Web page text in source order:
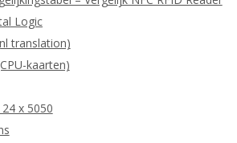
Logic
translation)
kaarten)
x 5050